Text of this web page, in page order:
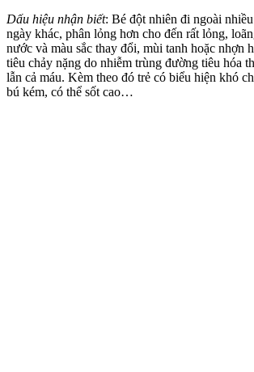
Dấu hiệu nhận biết: Bé đột nhiên đi ngoài
ngày khác, phân lỏng hơn cho đến rất lỏng,
nước và màu sắc thay đổi, mùi tanh hoặc nhợn
tiêu chảy nặng do nhiễm trùng đường tiêu hóa
lẫn cả máu. Kèm theo đó trẻ có biểu hiện khó
bú kém, có thể sốt cao…